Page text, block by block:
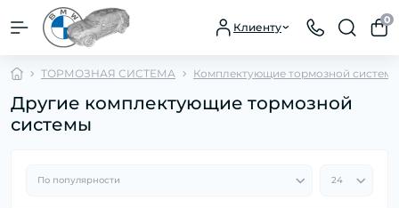
Клиенту
0
ТОРМОЗНАЯ СИСТЕМА Комплектующие тормозной системы
Другие комплектующие тормозной
системы